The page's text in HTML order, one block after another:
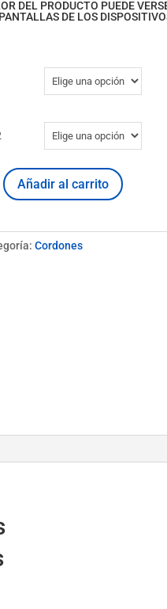
DEL PRODUCTO PUEDE
DE LOS
Añadir al carrito
Cordones